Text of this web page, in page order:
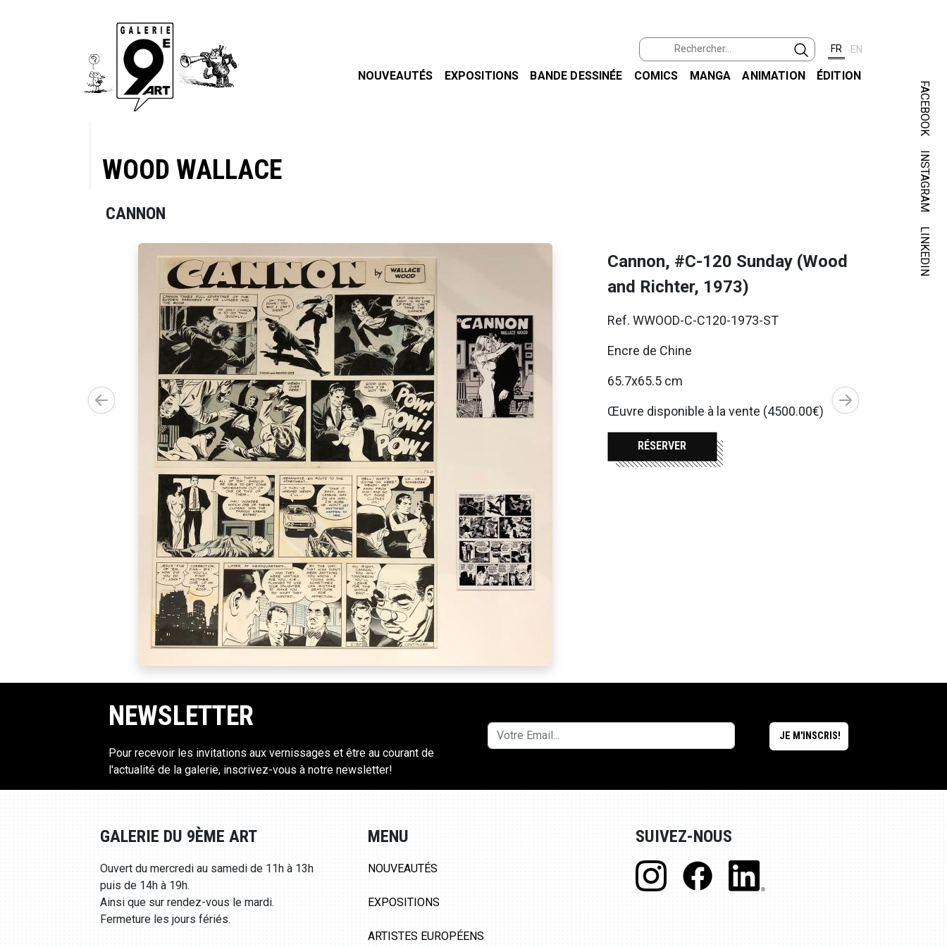
FR EN
NOUVEAUTÉS EXPOSITIONS BANDE DESSINÉE COMICS MANGA ANIMATION ÉDITION
FACEBOOK
INSTAGRAM
LINKEDIN
WOOD WALLACE
CANNON
Cannon, #C-120 Sunday (Wood
and Richter, 1973)
Ref. WWOOD-C-C120-1973-ST
Encre de Chine
65.7x65.5 cm
Œuvre disponible à la vente (4500.00€)
RÉSERVER
NEWSLETTER
Pour recevoir les invitations aux vernissages et être au courant de
l'actualité de la galerie, inscrivez-vous à notre newsletter!
GALERIE DU 9ÈME ART
Ouvert du mercredi au samedi de 11h à 13h
puis de 14h à 19h.
Ainsi que sur rendez-vous le mardi.
Fermeture les jours fériés.
MENU
NOUVEAUTÉS
EXPOSITIONS
ARTISTES EUROPÉENS
SUIVEZ-NOUS